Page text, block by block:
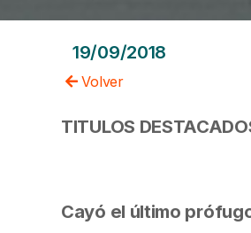
19/09/2018
Volver
TITULOS
Cayó el último